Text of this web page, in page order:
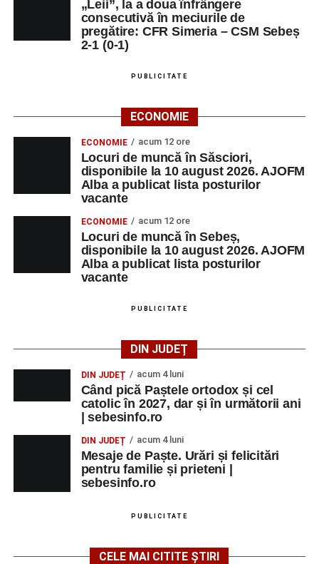
„Leii”, la a doua înfrângere
consecutivă în meciurile de
pregătire: CFR Simeria – CSM Sebeș
2-1 (0-1)
PUBLICITATE
ECONOMIE
ECONOMIE acum 12 ore
Locuri de muncă în Săsciori,
disponibile la 10 august 2026. AJOFM
Alba a publicat lista posturilor
vacante
ECONOMIE acum 12 ore
Locuri de muncă în Sebeș,
disponibile la 10 august 2026. AJOFM
Alba a publicat lista posturilor
vacante
PUBLICITATE
DIN JUDEȚ
DIN JUDEȚ acum 4 luni
Când pică Paștele ortodox și cel
catolic în 2027, dar și în următorii ani
| sebesinfo.ro
DIN JUDEȚ acum 4 luni
Mesaje de Paște. Urări și felicitări
pentru familie și prieteni |
sebesinfo.ro
PUBLICITATE
CELE MAI CITITE ȘTIRI